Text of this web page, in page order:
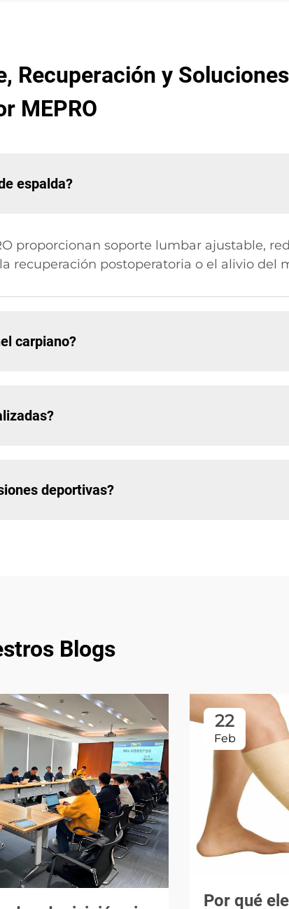
Recuperación y
MEPRO
espalda?
proporcionan soporte lumbar ajustable,
recuperación postoperatoria o el alivio del
carpiano?
deportivas?
Blogs
22
Feb
Por qué